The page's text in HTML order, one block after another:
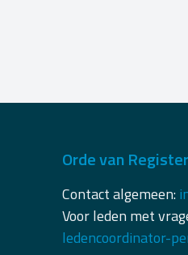
Orde van
Contact algemeen:
Voor leden met
ledencoordinator-